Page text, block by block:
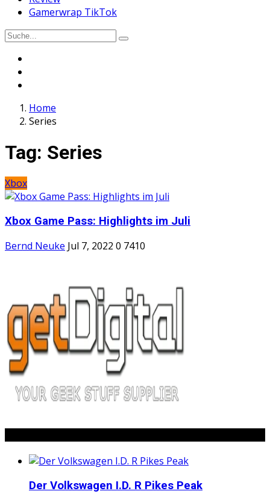
Gamerwrap TikTok
Home
Series
Tag: Series
Xbox
Xbox Game Pass: Highlights im Juli
Bernd Neuke Jul 7, 2022 0 7410
Der Volkswagen I.D. R Pikes Peak